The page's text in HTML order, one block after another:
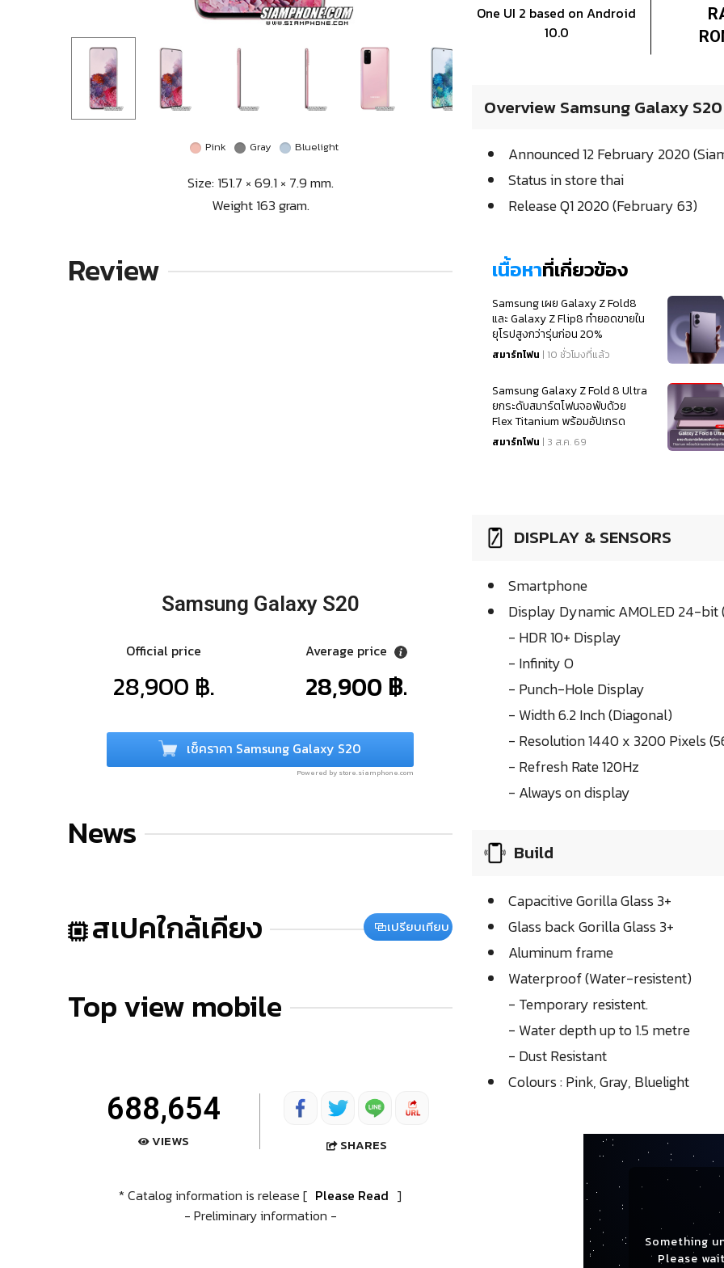
Pink Gray Bluelight
Size: 151.7 × 69.1 × 7.9 mm.
Weight 163 gram.
Review
Samsung Galaxy S20
Official price
28,900 ฿.
Average price
28,900 ฿.
เช็คราคา Samsung Galaxy S20
Powered by store.siamphone.com
News
สเปคใกล้เคียง เปรียบเทียบ
Top view mobile
688,654
VIEWS SHARES
* Catalog information is release [ Please Read ]
- Preliminary information -
One UI 2 based on Android
10.0
Overview Samsung Galaxy S20
Announced 12 February 2020
Status in store thai
Release Q1 2020 (February 63)
เนื้อหาที่เกี่ยวข้อง
Samsung เผย Galaxy Z Fold8
และ Galaxy Z Flip8 ทำยอดขายใน
ยุโรปสูงกว่ารุ่นก่อน 20%
สมาร์ทโฟน | 10 ชั่วโมงที่แล้ว
Samsung Galaxy Z Fold 8 Ultra
ยกระดับสมาร์ตโฟนจอพับด้วย
Flex Titanium พร้อมอัปเกรด
สเปคจอสุดเนียนตา
สมาร์ทโฟน | 3 ส.ค. 69
DISPLAY & SENSORS
Smartphone
Display Dynamic AMOLED 24-bit
- HDR 10+ Display
- Infinity O
- Punch-Hole Display
- Width 6.2 Inch (Diagonal)
- Resolution 1440 x 3200 Pixels
- Refresh Rate 120Hz
- Always on display
Build
Capacitive Gorilla Glass 3+
Glass back Gorilla Glass 3+
Aluminum frame
Waterproof (Water-resistent)
- Temporary resistent.
- Water depth up to 1.5 metre
- Dust Resistant
Colours : Pink, Gray, Bluelight
Something
Please